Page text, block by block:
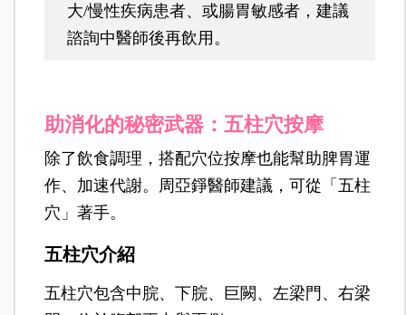
大/慢性疾病患者、或腸胃敏感者，建議
諮詢中醫師後再飲用。
助消化的秘密武器：五柱穴按摩
除了飲食調理，搭配穴位按摩也能幫助脾胃運
作、加速代謝。周亞錚醫師建議，可從「五柱
穴」著手。
五柱穴介紹
五柱穴包含中脘、下脘、巨闕、左梁門、右梁